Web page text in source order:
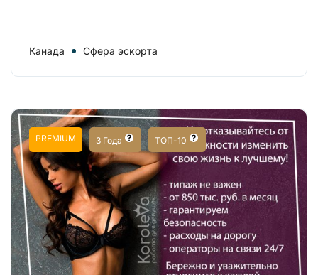
Канада Сфера эскорта
PREMIUM 3 Года ТОП-10